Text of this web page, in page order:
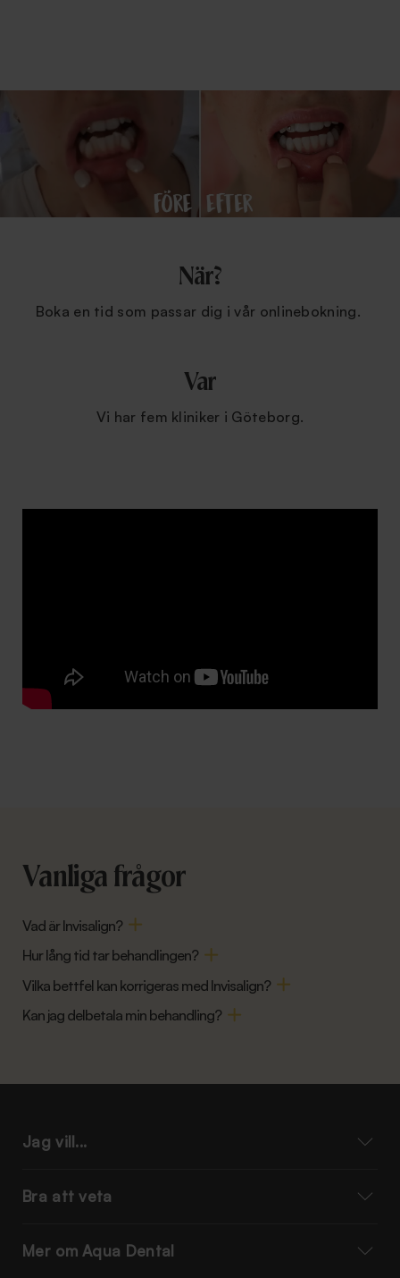
När?
Boka en tid som passar dig i vår onlinebokning.
Var
Vi har fem kliniker i Göteborg.
Vanliga frågor
Vad är Invisalign?
Hur lång tid tar behandlingen?
Vilka bettfel kan korrigeras med Invisalign?
Kan jag delbetala min behandling?
Jag vill...
Bra att veta
Mer om Aqua Dental